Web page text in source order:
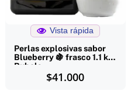
Vista rápida
Perlas explosivas sabor
Blueberry 🍇 frasco 1.1 kg-
Bubols
$41.000